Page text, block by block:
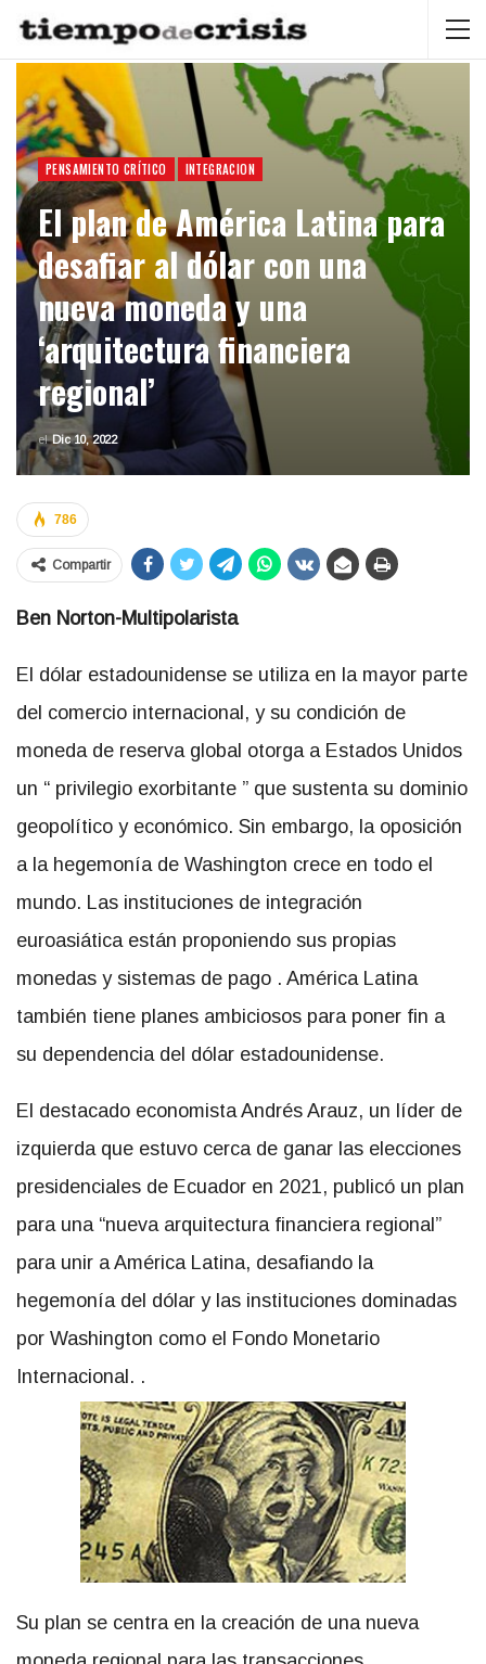
PENSAMIENTO CRÍTICO INTEGRACION
El plan de América Latina para
desafiar al dólar con una
nueva moneda y una
‘arquitectura financiera
regional’
elDic 10, 2022
786
Compartir
Ben Norton-Multipolarista
El dólar estadounidense se utiliza en la mayor parte
del comercio internacional, y su condición de
moneda de reserva global otorga a Estados Unidos
un “ privilegio exorbitante ” que sustenta su dominio
geopolítico y económico. Sin embargo, la oposición
a la hegemonía de Washington crece en todo el
mundo. Las instituciones de integración
euroasiática están proponiendo sus propias
monedas y sistemas de pago . América Latina
también tiene planes ambiciosos para poner fin a
su dependencia del dólar estadounidense.
El destacado economista Andrés Arauz, un líder de
izquierda que estuvo cerca de ganar las elecciones
presidenciales de Ecuador en 2021, publicó un plan
para una “nueva arquitectura financiera regional”
para unir a América Latina, desafiando la
hegemonía del dólar y las instituciones dominadas
por Washington como el Fondo Monetario
Internacional. .
Su plan se centra en la creación de una nueva